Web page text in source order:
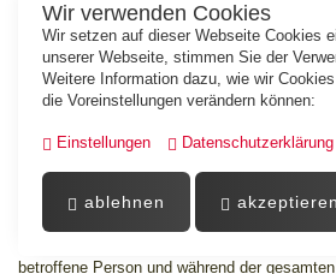
Wir verwenden Cookies
Wir setzen auf dieser Webseite Cookies
unserer Webseite, stimmen Sie der
Weitere Information dazu, wie wir
die Voreinstellungen verändern können:
Einstellungen Datenschutzerklärung
ablehnen akzeptieren
den für die Verarbeitung Verantwortlichen
eine Instagram-Komponente (Insta-Button)
Internetbrowser auf dem
betroffenen Person automatisch durch die
Komponente veranlasst, eine Darstellung der
technischen Verfahrens erhält Instagram
Sofern die betroffene Person gleichzeitig bei
betroffene Person und während der